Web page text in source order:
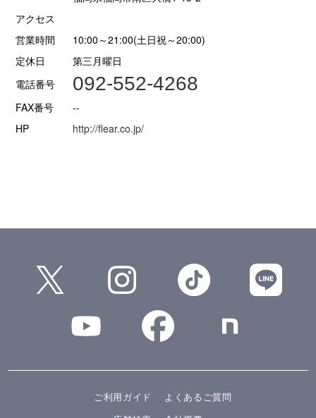
アクセス
営業時間
10:00～21:00(土日祝～20:00)
定休日
第三月曜日
電話番号
092-552-4268
FAX番号
--
HP
http://flear.co.jp/
ご利用ガイド
よくあるご質問